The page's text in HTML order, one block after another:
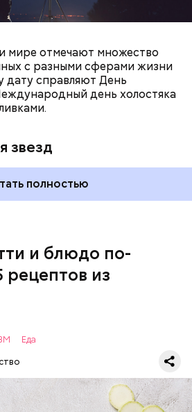
мире отмечают множество
с разными сферами жизни
дату справляют День
день холостяка
звезд
полностью
и блюдо по-
рецептов из
Еда
не для всех дыня
В первую очередь ее стоит
людям: